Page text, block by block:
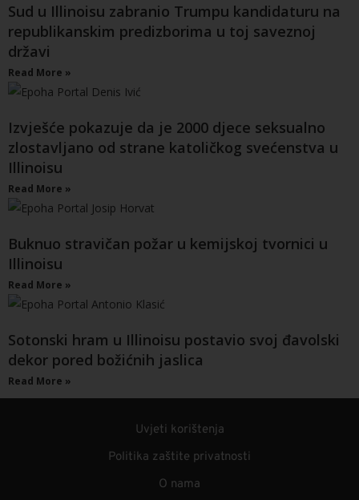
Sud u Illinoisu zabranio Trumpu kandidaturu na
republikanskim predizborima u toj saveznoj
državi
Read More »
Izvješće pokazuje da je 2000 djece seksualno
zlostavljano od strane katoličkog svećenstva u
Illinoisu
Read More »
Buknuo stravičan požar u kemijskoj tvornici u
Illinoisu
Read More »
Sotonski hram u Illinoisu postavio svoj đavolski
dekor pored božićnih jaslica
Read More »
Uvjeti korištenja
Politika zaštite privatnosti
O nama